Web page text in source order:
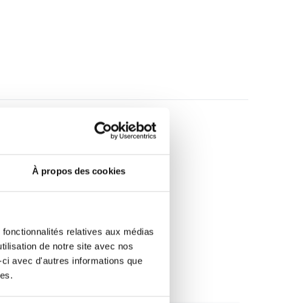
À propos des cookies
relatives aux médias
de notre site avec nos
avec d'autres informations que
métal 400/1800 - 18415